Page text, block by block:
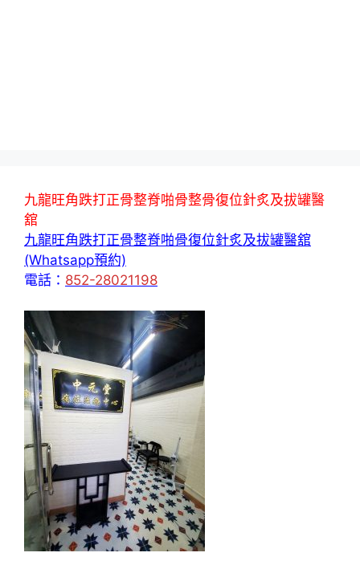
九龍旺角跌打正骨整脊啪骨整骨復位針炙及拔罐醫
舘
九龍旺角跌打正骨整脊啪骨復位針炙及拔罐醫舘
(Whatsapp預約)
電話： 852-28021198